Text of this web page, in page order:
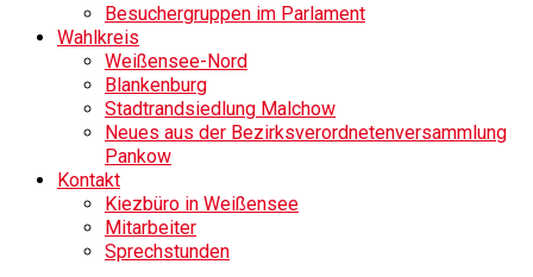
Besuchergruppen im Parlament
Wahlkreis
Weißensee-Nord
Blankenburg
Stadtrandsiedlung Malchow
Neues aus der Bezirksverordnetenversammlung
Pankow
Kontakt
Kiezbüro in Weißensee
Mitarbeiter
Sprechstunden